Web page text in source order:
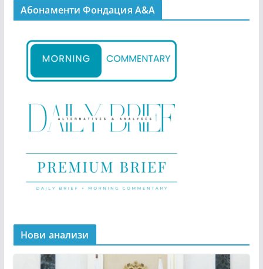
Абонаменти Фондация А&A
Нови анализи